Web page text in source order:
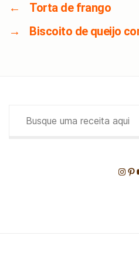
←
Torta de frango
→
Biscoito de queijo